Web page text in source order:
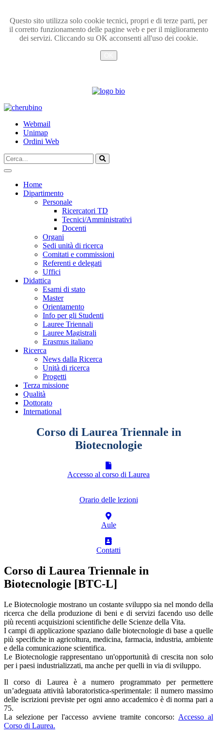
Questo sito utilizza solo cookie tecnici, propri e di terze parti, per
il corretto funzionamento delle pagine web e per il miglioramento
dei servizi. Cliccando su OK acconsenti all'uso dei cookie.
TPL_UNIPI_SKIP_TO_CONTENT
Webmail
Unimap
Ordini Web
Cerca...
Vai
Home
Dipartimento
Personale
Ricercatori TD
Tecnici/Amministrativi
Docenti
Organi
Sedi unità di ricerca
Comitati e commissioni
Referenti e delegati
Uffici
Didattica
Esami di stato
Master
Orientamento
Info per gli Studenti
Lauree Triennali
Lauree Magistrali
Erasmus italiano
Ricerca
News dalla Ricerca
Unità di ricerca
Progetti
Terza missione
Qualità
Dottorato
International
Corso di Laurea Triennale in
Biotecnologie
Accesso al corso di Laurea
Orario delle lezioni
Aule
Contatti
Corso di Laurea Triennale in
Biotecnologie [BTC-L]
Le Biotecnologie mostrano un costante sviluppo sia nel mondo della
ricerca che della produzione di beni e di servizi facendo uso delle
più recenti acquisizioni scientifiche delle Scienze della Vita.
I campi di applicazione spaziano dalle biotecnologie di base a quelle
più specifiche in agricoltura, medicina, farmacia, industria, ambiente
e della comunicazione scientifica.
Le Biotecnologie rappresentano un'opportunità di crescita non solo
per i paesi industrializzati, ma anche per quelli in via di sviluppo.
Il corso di Laurea è a numero programmato per permettere
un’adeguata attività laboratoristica-sperimentale: il numero massimo
delle iscrizioni previste per ogni anno accademico è di norma pari a
75.
La selezione per l'accesso avviene tramite concorso: Accesso al
Corso di Laurea.